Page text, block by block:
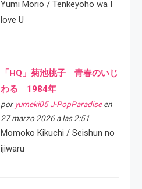
Yumi Morio / Tenkeyoho wa I
love U
「HQ」菊池桃子 青春のいじ
わる 1984年
por yumeki05 J-PopParadiseen
27 marzo 2026 a las 2:51
Momoko Kikuchi / Seishun no
ijiwaru